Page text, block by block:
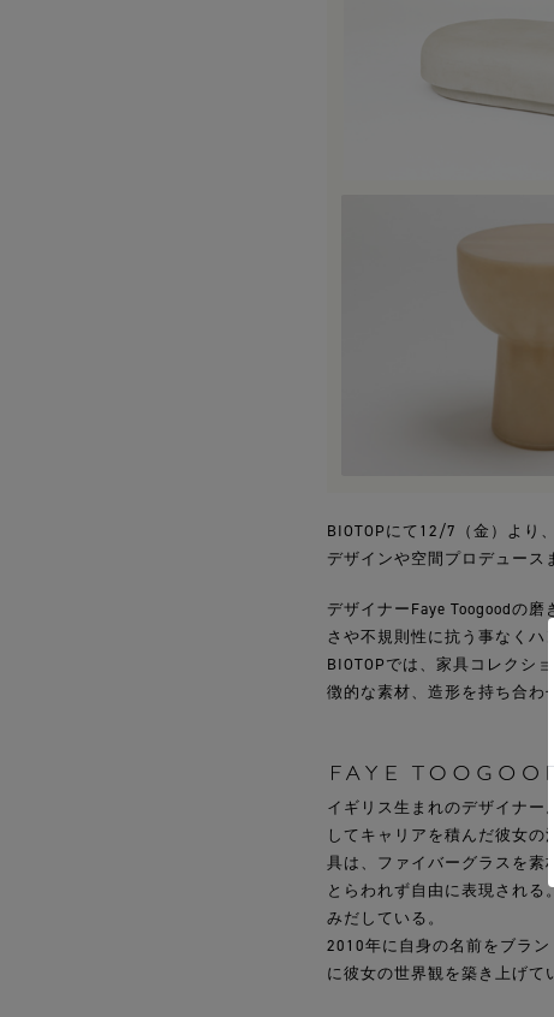
BIOTOPにて12/7（金）より
デザインや空間プロデュース
デザイナーFaye Toogoodの
さや不規則性に抗う事なくハ
BIOTOPでは、家具コレクシ
徴的な素材、造形を持ち合わ
イギリス生まれのデザイナー
してキャリアを積んだ彼女
具は、ファイバーグラスを素
とらわれず自由に表現され
みだしている。
2010年に自身の名前をブラ
に彼女の世界観を築き上げて